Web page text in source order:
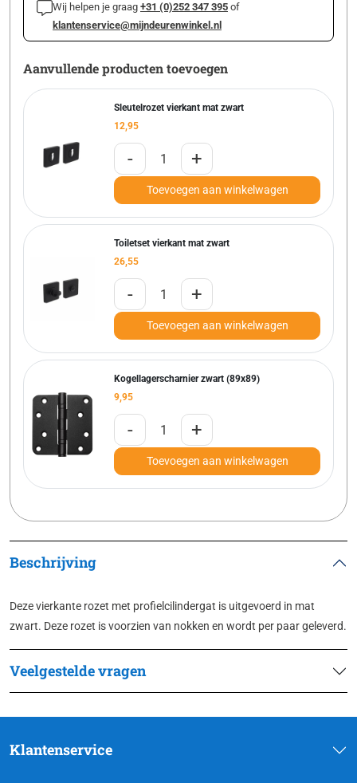
Wij helpen je graag +31 (0)252 347 395 of
klantenservice@mijndeurenwinkel.nl
Aanvullende producten toevoegen
Sleutelrozet vierkant mat zwart
12,95
- +
Toevoegen aan winkelwagen
Toiletset vierkant mat zwart
26,55
- +
Toevoegen aan winkelwagen
Kogellagerscharnier zwart (89x89)
9,95
- +
Toevoegen aan winkelwagen
Beschrijving
Deze vierkante rozet met profielcilindergat is uitgevoerd in mat
zwart. Deze rozet is voorzien van nokken en wordt per paar geleverd.
Veelgestelde vragen
Klantenservice